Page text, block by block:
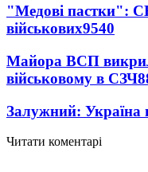
"Медові пастки":
військових9540
Майора ВСП
військовому в СЗЧ
Залужний: Україна
Читати коментарі